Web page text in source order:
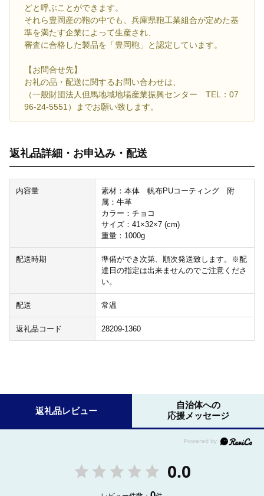
どと呼ぶことができます。
それら豊岡産の鞄の中でも、兵庫県鞄工業組合が定めた基
準を満たす企業によって生産され、
審査に合格した製品を「豊岡鞄」と認定しています。
【お問合せ先】
お礼の品・配送に関するお問い合わせは、
（一般財団法人但馬地域地場産業振興センター TEL：07
96-24-5551）までお願い致します。
返礼品詳細・お申込み・配送
内容量
素材：本体 帆布PUコーティング 附
属：牛革
カラー：チョコ
サイズ：41×32×7 (cm)
重量：1000g
配送時期
準備ができ次第、順次発送致します。※配
達日の指定は出来ませんのでご注意くださ
い。
配送 常温
返礼品コード 28209-1360
返礼品レビュー
自治体への
応援メッセージ
0.0